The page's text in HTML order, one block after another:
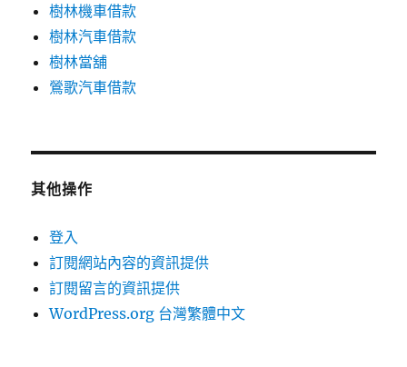
樹林機車借款
樹林汽車借款
樹林當舖
鶯歌汽車借款
其他操作
登入
訂閱網站內容的資訊提供
訂閱留言的資訊提供
WordPress.org 台灣繁體中文